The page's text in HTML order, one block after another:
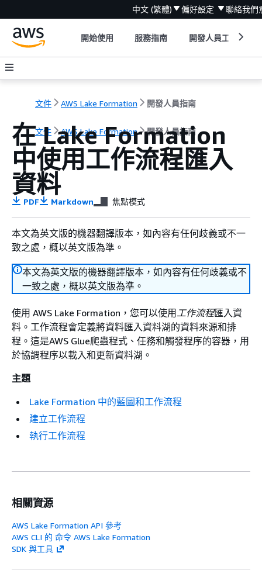
中文 (繁體) 偏好設定 聯絡我們
開始使用 服務指南 開發人員工具
文件 AWS Lake Formation 開發人員指南
文件 AWS Lake Formation 開發人員指南
在 Lake Formation
中使用工作流程匯入
資料
PDF Markdown 焦點模式
本文為英文版的機器翻譯版本，如內容有任何歧義或不一
致之處，概以英文版為準。
本文為英文版的機器翻譯版本，如內容有任何歧義或不
一致之處，概以英文版為準。
使用 AWS Lake Formation，您可以使用 工作流程匯入資
料。工作流程會定義將資料匯入資料湖的資料來源和排
程。這是AWS Glue爬蟲程式、任務和觸發程序的容器，用
於協調程序以載入和更新資料湖。
主題
Lake Formation 中的藍圖和工作流程
建立工作流程
執行工作流程
相關資源
AWS Lake Formation API 參考
AWS CLI 的 命令 AWS Lake Formation
SDK 與工具